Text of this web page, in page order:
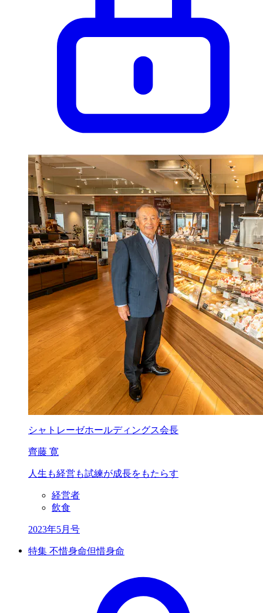
シャトレーゼホールディングス会長
齊藤 寛
人生も経営も試練が成長をもたらす
経営者
飲食
2023年5月号
特集 不惜身命但惜身命